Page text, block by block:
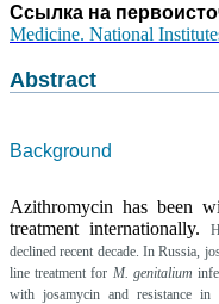
Ссылка на
Medicine. National
Abstract
Background
Azithromycin has been
treatment internationally.
declined recent decade. In Russia,
line treatment for M. genitalium
with josamycin and resistance in